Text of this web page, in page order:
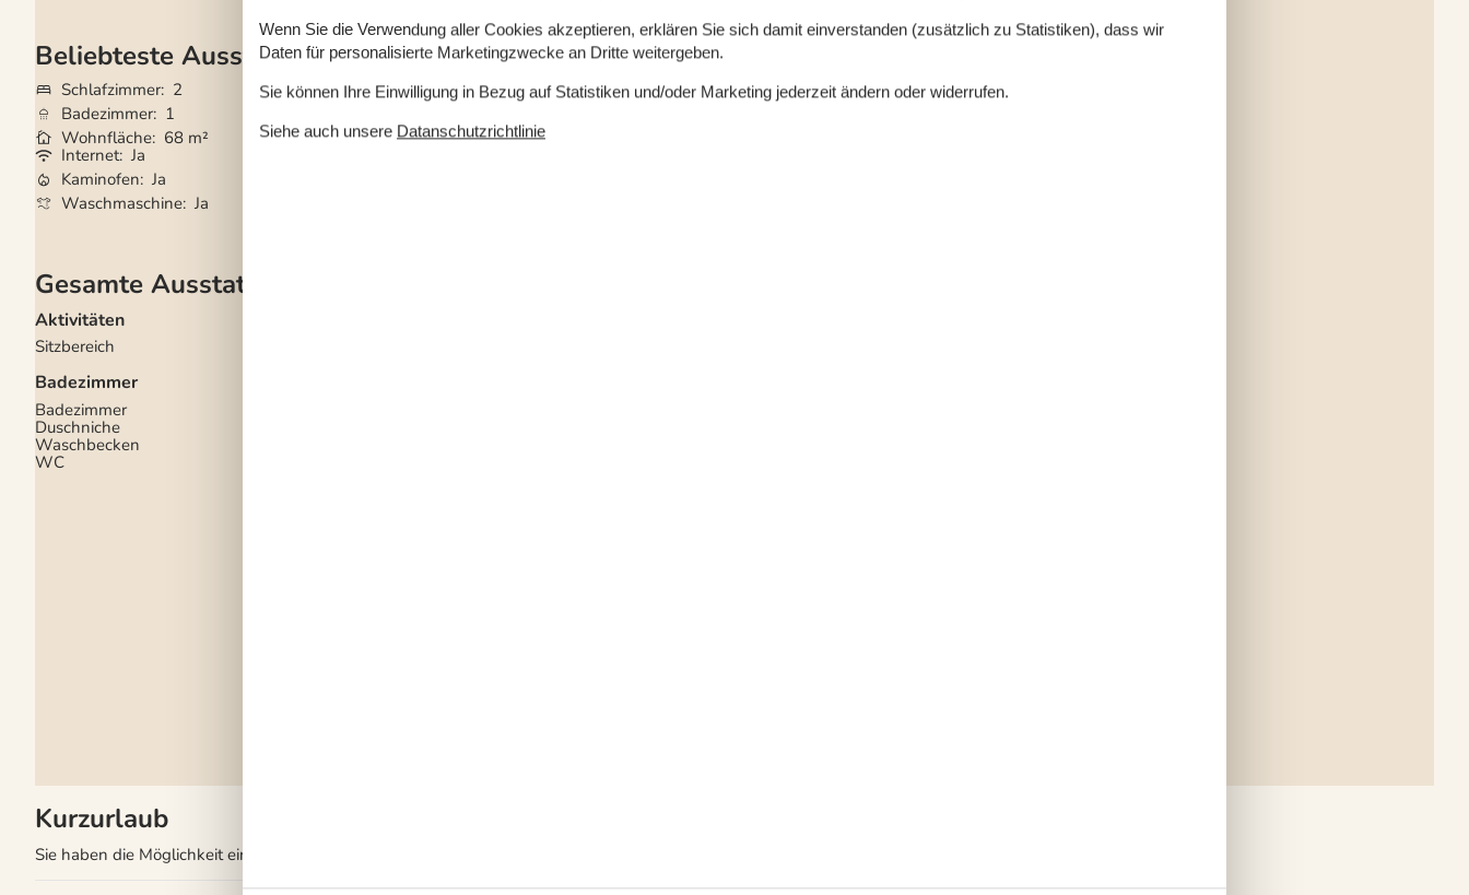
Beliebteste Ausstattungen
Schlafzimmer 2
Badezimmer 1
Wohnfläche 68 m²
Haustiere 2
Entfernung Wasser 20 m
Einkaufen 1.250 m
Internet Ja
Kaminofen Ja
Waschmaschine Ja
Gesamte Ausstattung
Aktivitäten
Sitzbereich
Badezimmer
Badezimmer
Duschniche
Waschbecken
WC
Kurzurlaub
Sie haben die Möglichkeit einen Kurzurlaub in ausgewählten Zeiträumen des Jahres zu machen.
Wenn Sie die Verwendung aller Cookies akzeptieren, erklären Sie sich damit einverstanden (zusätzlich zu Statistiken), dass wir
Daten für personalisierte Marketingzwecke an Dritte weitergeben.
Sie können Ihre Einwilligung in Bezug auf Statistiken und/oder Marketing jederzeit ändern oder widerrufen.
Siehe auch unsere Datanschutzrichtlinie